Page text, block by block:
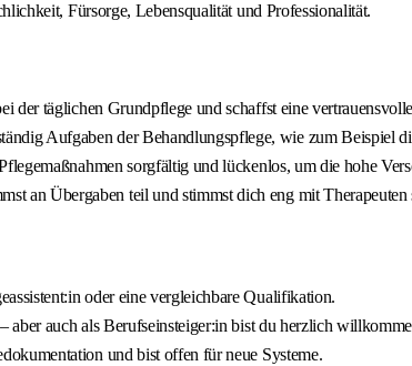
Fürsorge, Lebensqualität und Professionalität.
der täglichen Grundpflege und schaffst eine
Aufgaben der Behandlungspflege, wie zum Beispiel
sorgfältig und lückenlos, um die hohe
an Übergaben teil und stimmst dich eng mit
oder eine vergleichbare Qualifikation.
aber auch als Berufseinsteiger:in bist du herzlich
und bist offen für neue Systeme.